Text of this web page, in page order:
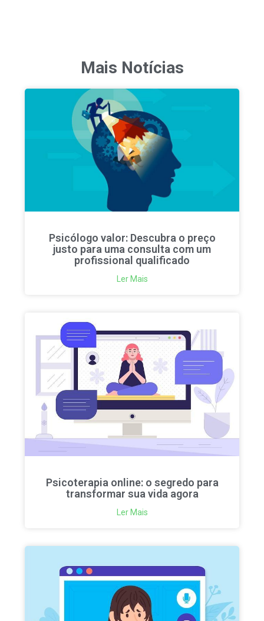
Mais Notícias
Psicólogo valor: Descubra o preço
justo para uma consulta com um
profissional qualificado
Ler Mais
Psicoterapia online: o segredo para
transformar sua vida agora
Ler Mais